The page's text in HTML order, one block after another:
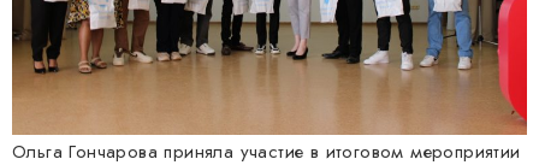
Ольга Гончарова приняла участие в итоговом мероприятии